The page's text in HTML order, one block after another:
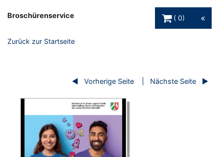
Broschürenservice
0
Zurück zur Startseite
Vorherige Seite Nächste Seite